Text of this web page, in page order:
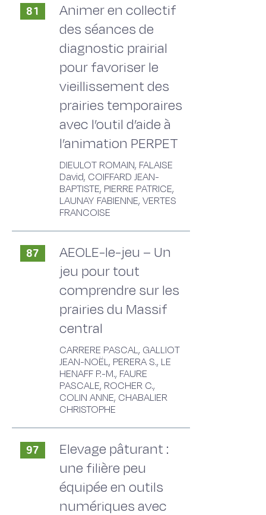
81
Animer en collectif
des séances de
diagnostic prairial
pour favoriser le
vieillissement des
prairies temporaires
avec l’outil d’aide à
l’animation PERPET
DIEULOT ROMAIN, FALAISE
David, COIFFARD JEAN-
BAPTISTE, PIERRE PATRICE,
LAUNAY FABIENNE, VERTES
FRANCOISE
87
AEOLE-le-jeu – Un
jeu pour tout
comprendre sur les
prairies du Massif
central
CARRERE PASCAL, GALLIOT
JEAN-NOËL, PERERA S., LE
HENAFF P.-M., FAURE
PASCALE, ROCHER C.,
COLIN ANNE, CHABALIER
CHRISTOPHE
97
Elevage pâturant :
une filière peu
équipée en outils
numériques avec